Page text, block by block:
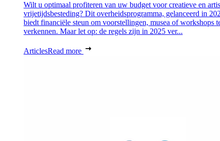
Wilt u optimaal profiteren van uw budget voor creatieve en
vrijetijdsbesteding? Dit overheidsprogramma, gelanceerd in
biedt financiële steun om voorstellingen, musea of workshops
verkennen. Maar let op: de regels zijn in 2025 ver...
ArticlesRead more